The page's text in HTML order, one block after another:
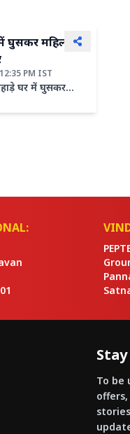
घुसकर महिला से
PM IST
घर में घुसकर
...
To be